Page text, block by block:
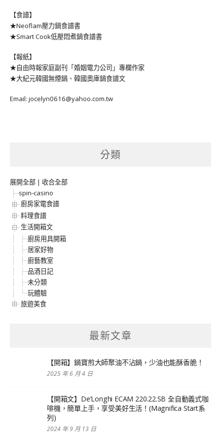
【食譜】
★Neoflam壓力鍋食譜書
★Smart Cook低壓悶煮鍋食譜書
【報紙】
★自由時報家庭副刊「婚姻電力公司」專欄作家
★大紀元韓國無煙鍋、韓國奧庫鍋食譜文
Email: jocelyn0616@yahoo.com.tw
分類
展開全部 | 收合全部
spin-casino
廚房家電食譜
料理食譜
生活開箱文
廚房用具開箱
居家好物
廚藝教室
品酒日記
未分類
玩體驗
旅遊美食
最新文章
【開箱】鍋寶煎大師聚油不沾鍋，少油也能酥香脆！
2025 年 6 月 4 日
【開箱文】De’Longhi ECAM 220.22.SB 全自動義式咖
啡機，簡單上手，享受美好生活！(Magnifica Start系
列)
2024 年 9 月 13 日